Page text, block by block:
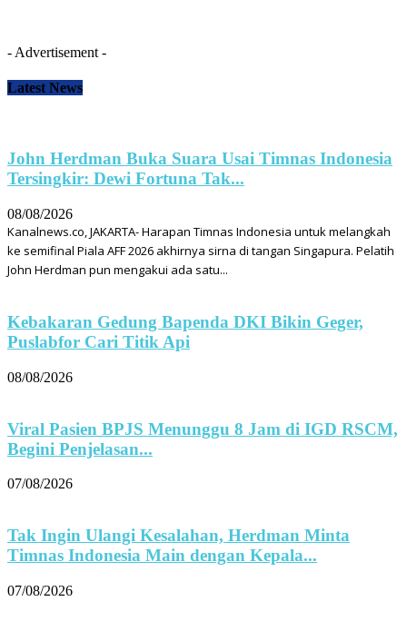
- Advertisement -
Latest News
John Herdman Buka Suara Usai Timnas Indonesia
Tersingkir: Dewi Fortuna Tak...
08/08/2026
Kanalnews.co, JAKARTA- Harapan Timnas Indonesia untuk melangkah
ke semifinal Piala AFF 2026 akhirnya sirna di tangan Singapura. Pelatih
John Herdman pun mengakui ada satu...
Kebakaran Gedung Bapenda DKI Bikin Geger,
Puslabfor Cari Titik Api
08/08/2026
Viral Pasien BPJS Menunggu 8 Jam di IGD RSCM,
Begini Penjelasan...
07/08/2026
Tak Ingin Ulangi Kesalahan, Herdman Minta
Timnas Indonesia Main dengan Kepala...
07/08/2026